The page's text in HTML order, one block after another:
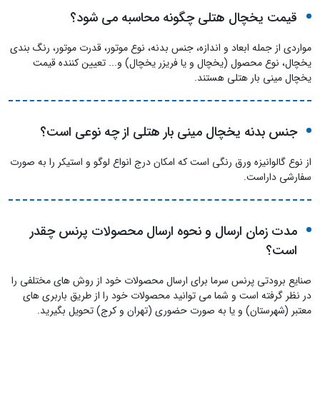
قیمت یخچال هتلی چگونه محاسبه می شود؟
مواردی از جمله ابعاد و اندازه، جنس بدنه، نوع موتور، قدرت موتور، رنگ بندی
یخچال، نوع محصول (یخچال و یا فریزر یخچال) و... تعیین کننده قیمت
یخچال مینی بار هتلی هستند.
جنس بدنه یخچال مینی بار هتلی از چه نوعی است؟
از نوع گالوانیزه ورق رنگی است که امکان درج انواع لوگو و استیکر را به صورت
سفارشی داراست.
مدت زمان ارسال و نحوه ارسال محصولات پرنس چقدر
است؟
صنایع برودتی پرنس سرما برای ارسال محصولات خود از روش های مختلفی را
در نظر گرفته است و شما می توانید محصولات خود را از طریق باربری های
معتبر (شهرستان) و یا به صورت حضوری (تهران و کرج) تحویل بگیرید.